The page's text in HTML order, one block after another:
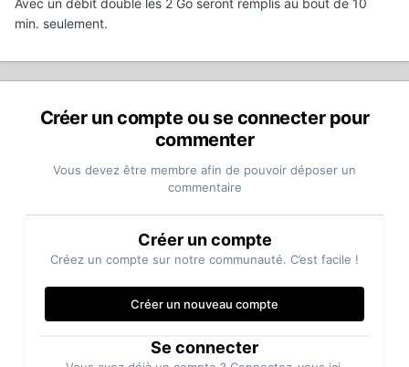
Avec un débit double les 2 Go seront remplis au bout de 10
min. seulement.
Créer un compte ou se connecter pour
commenter
Vous devez être membre afin de pouvoir déposer un
commentaire
Créer un compte
Créez un compte sur notre communauté. C’est facile !
Créer un nouveau compte
Se connecter